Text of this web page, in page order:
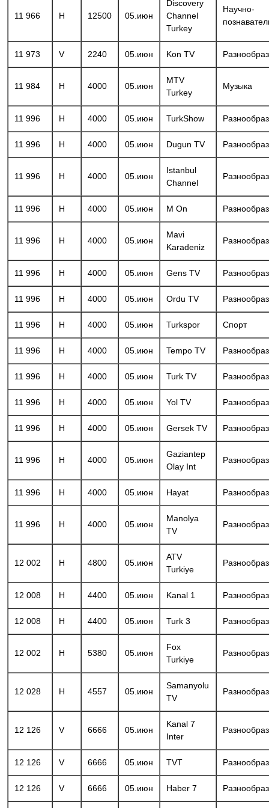
11 966 H 12500 05.июн
Discovery
Channel
Turkey
Научно-
11 973 V 2240 05.июн Kon TV
11 984 H 4000 05.июн
MTV
Turkey
Музыка
11 996 H 4000 05.июн TurkShow
11 996 H 4000 05.июн Dugun TV
11 996 H 4000 05.июн
Istanbul
Channel
11 996 H 4000 05.июн M On
11 996 H 4000 05.июн
Mavi
Karadeniz
11 996 H 4000 05.июн Gens TV
11 996 H 4000 05.июн Ordu TV
11 996 H 4000 05.июн Turkspor Спорт
11 996 H 4000 05.июн Tempo TV
11 996 H 4000 05.июн Turk TV
11 996 H 4000 05.июн Yol TV
11 996 H 4000 05.июн Gersek TV
11 996 H 4000 05.июн
Gaziantep
Olay Int
11 996 H 4000 05.июн Hayat
11 996 H 4000 05.июн
Manolya
TV
12 002 H 4800 05.июн
ATV
Turkiye
12 008 H 4400 05.июн Kanal 1
12 008 H 4400 05.июн Turk 3
12 002 H 5380 05.июн
Fox
Turkiye
12 028 H 4557 05.июн
Samanyolu
TV
12 126 V 6666 05.июн
Kanal 7
Inter
12 126 V 6666 05.июн TVT
12 126 V 6666 05.июн Haber 7